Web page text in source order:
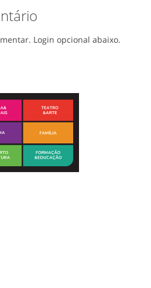
Login opcional abaixo.